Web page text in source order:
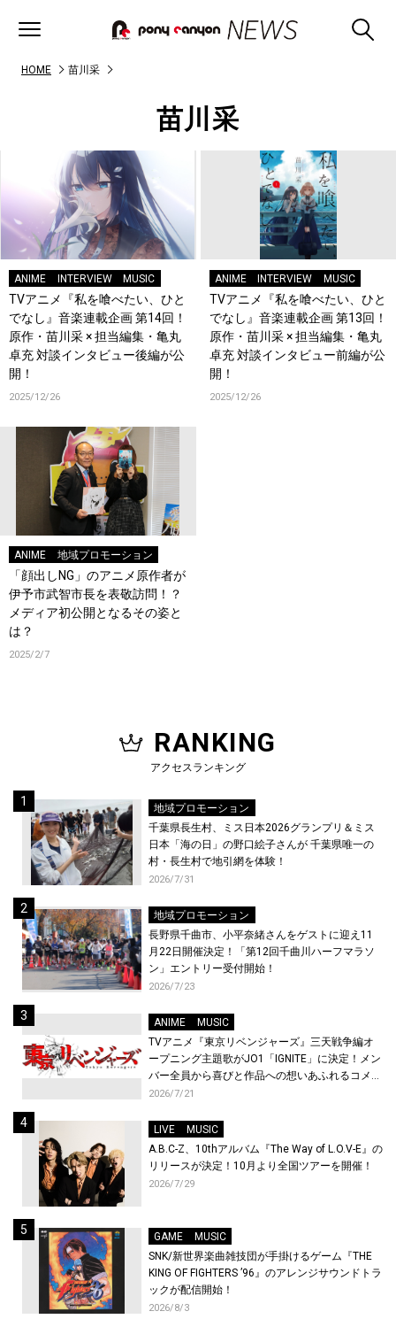
HOME 苗川采
苗川采
ANIME INTERVIEW MUSIC
TVアニメ『私を喰べたい、ひと
でなし』音楽連載企画 第14回！
原作・苗川采 × 担当編集・亀丸
卓充 対談インタビュー後編が公
開！
2025/12/26
ANIME INTERVIEW MUSIC
TVアニメ『私を喰べたい、ひと
でなし』音楽連載企画 第13回！
原作・苗川采 × 担当編集・亀丸
卓充 対談インタビュー前編が公
開！
2025/12/26
ANIME 地域プロモーション
「顔出しNG」のアニメ原作者が
伊予市武智市長を表敬訪問！？
メディア初公開となるその姿と
は？
2025/2/7
RANKING
アクセスランキング
地域プロモーション
千葉県長生村、ミス日本2026グランプリ＆ミス
日本「海の日」の野口絵子さんが 千葉県唯一の
村・長生村で地引網を体験！
2026/7/31
地域プロモーション
長野県千曲市、小平奈緒さんをゲストに迎え11
月22日開催決定！「第12回千曲川ハーフマラソ
ン」エントリー受付開始！
2026/7/23
ANIME
MUSIC
TVアニメ『東京リベンジャーズ』三天戦争編オ
ープニング主題歌がJO1「IGNITE」に決定！メン
バー全員から喜びと作品への想いあふれるコメン
トが到着！9月に東京・大阪で先行上映会を開
2026/7/21
LIVE
MUSIC
A.B.C-Z、10thアルバム『The Way of L.O.V-E』の
リリースが決定！10月より全国ツアーを開催！
2026/7/29
GAME
MUSIC
SNK/新世界楽曲雑技団が手掛けるゲーム『THE
KING OF FIGHTERS ’96』のアレンジサウンドトラ
ックが配信開始！
2026/8/3